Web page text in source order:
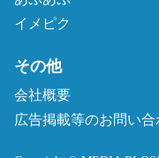
イメピク
その他
会社概要
広告掲載等のお問い合